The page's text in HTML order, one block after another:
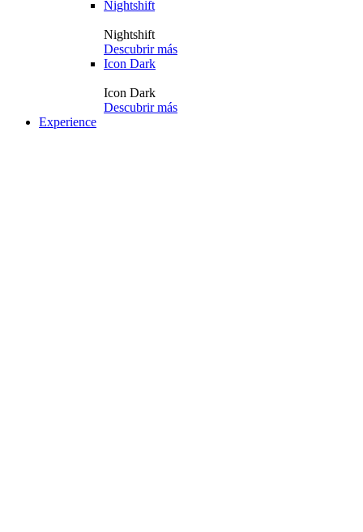
Nightshift
Nightshift
Descubrir más
Icon Dark
Icon Dark
Descubrir más
Experience